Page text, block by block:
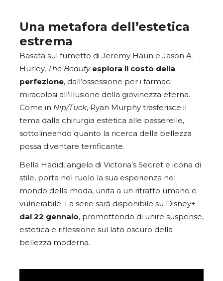
Una metafora dell’estetica
estrema
Basata sul fumetto di Jeremy Haun e Jason A.
Hurley, The Beauty esplora il costo della
perfezione, dall’ossessione per i farmaci
miracolosi all’illusione della giovinezza eterna.
Come in Nip/Tuck, Ryan Murphy trasferisce il
tema dalla chirurgia estetica alle passerelle,
sottolineando quanto la ricerca della bellezza
possa diventare terrificante.
Bella Hadid, angelo di Victoria’s Secret e icona di
stile, porta nel ruolo la sua esperienza nel
mondo della moda, unita a un ritratto umano e
vulnerabile. La serie sarà disponibile su Disney+
dal 22 gennaio, promettendo di unire suspense,
estetica e riflessione sul lato oscuro della
bellezza moderna.